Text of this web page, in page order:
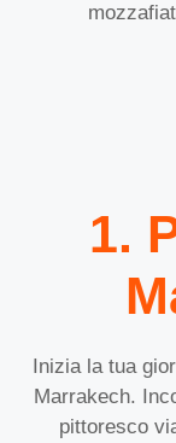
1.
Inizia la tua
Marrakech.
pittoresco